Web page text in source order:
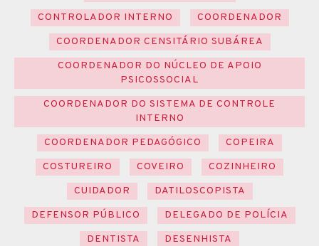
CONTROLADOR INTERNO
COORDENADOR
COORDENADOR CENSITÁRIO SUBÁREA
COORDENADOR DO NÚCLEO DE APOIO
PSICOSSOCIAL
COORDENADOR DO SISTEMA DE CONTROLE
INTERNO
COORDENADOR PEDAGÓGICO
COPEIRA
COSTUREIRO
COVEIRO
COZINHEIRO
CUIDADOR
DATILOSCOPISTA
DEFENSOR PÚBLICO
DELEGADO DE POLÍCIA
DENTISTA
DESENHISTA